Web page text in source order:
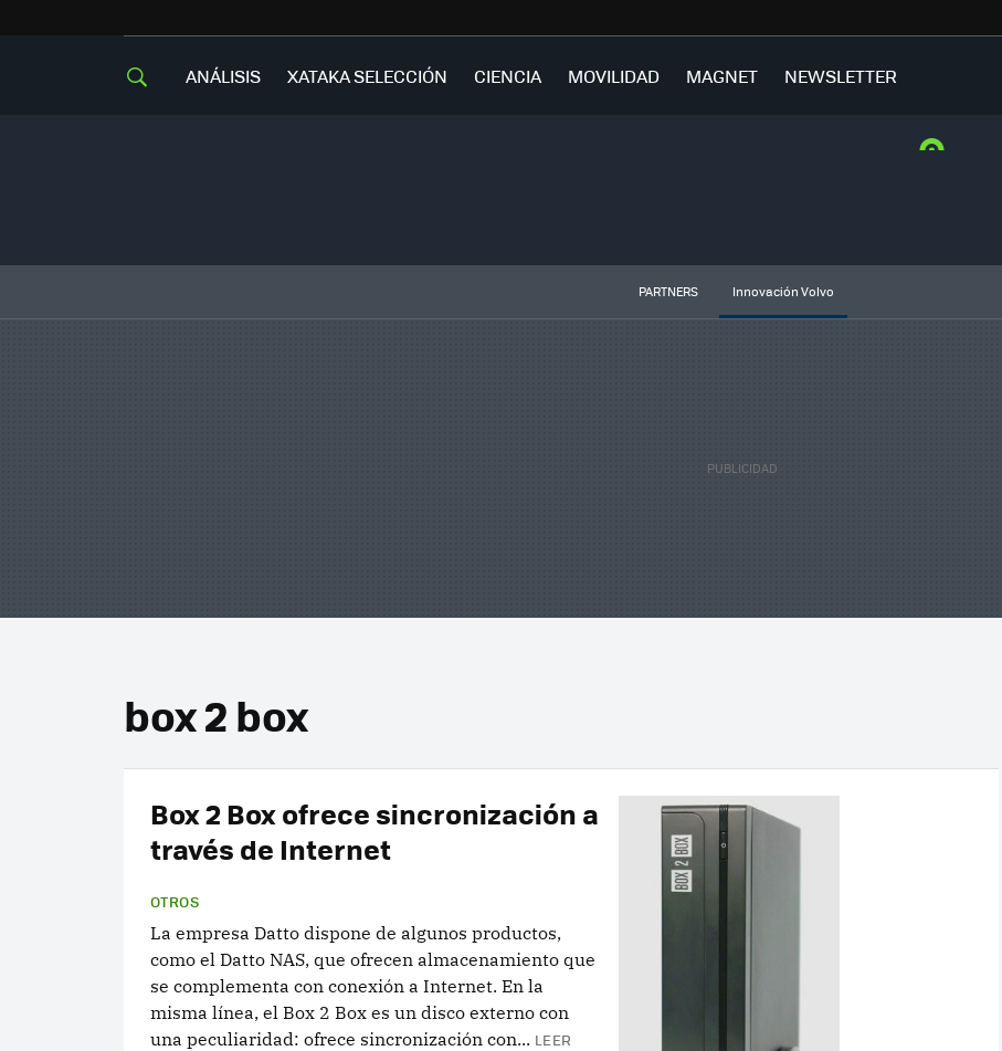
ANÁLISIS XATAKA SELECCIÓN CIENCIA MOVILIDAD MAGNET NEWSLETTER
PARTNERS Innovación Volvo
box 2 box
Box 2 Box ofrece sincronización a
través de Internet
OTROS
La empresa Datto dispone de algunos productos,
como el Datto NAS, que ofrecen almacenamiento que
se complementa con conexión a Internet. En la
misma línea, el Box 2 Box es un disco externo con
una peculiaridad: ofrece sincronización con... LEER